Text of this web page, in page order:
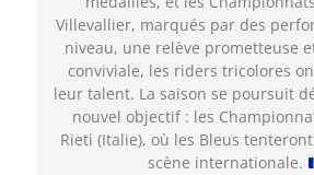
Villevallier, marqués par des
niveau, une relève prometteuse
conviviale, les riders tricolores
leur talent. La saison se poursuit
nouvel objectif : les
Rieti (Italie), où les Bleus
scène internationale.